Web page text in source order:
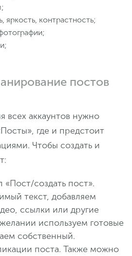
яркость, контрастность;
постов
всех аккаунтов нужно
где и предстоит
Чтобы создать и
«Пост/создать пост».
текст, добавляем
ссылки или другие
используем готовые
собственный.
поста. Также можно